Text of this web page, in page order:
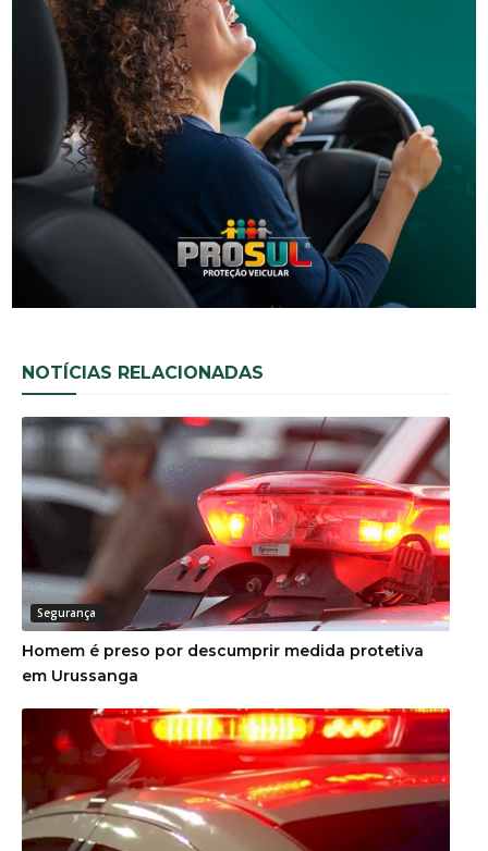
- Anúncio -
NOTÍCIAS RELACIONADAS
Segurança
Homem é preso por descumprir medida protetiva
em Urussanga